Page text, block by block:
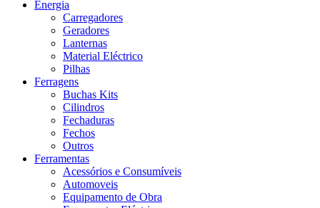
Energia
Carregadores
Geradores
Lanternas
Material Eléctrico
Pilhas
Ferragens
Buchas Kits
Cilindros
Fechaduras
Fechos
Outros
Ferramentas
Acessórios e Consumíveis
Automoveis
Equipamento de Obra